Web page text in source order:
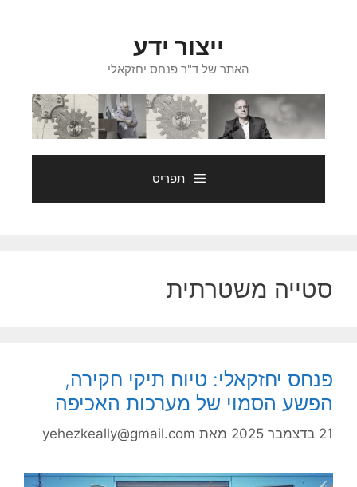
ייצור ידע
האתר של ד"ר פנחס יחזקאלי
תפריט
סטייה משטרתית
פנחס יחזקאלי: טיוח תיקי חקירה,
הפשע הסמוי של מערכות האכיפה
21 בדצמבר 2025 מאת yehezkeally@gmail.com